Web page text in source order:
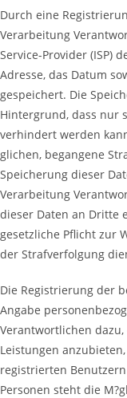
Durch eine
Verarbeitung
Service-Provider (ISP)
Adresse, das Datum
gespeichert. Die
Hintergrund, dass nur
verhindert werden
glichen, begangene
Speicherung dieser
Verarbeitung
dieser Daten an Dritte
gesetzliche Pflicht zur
der Strafverfolgung
Die Registrierung der
Angabe
Verantwortlichen
Leistungen
registrierten
Personen steht die